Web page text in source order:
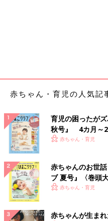
シックで素敵！コントラ
赤ちゃん・育児の人気記
育児の困ったが
秋号』 4カ月～2
いっぱい！
赤ちゃん・育児
赤ちゃんのお世
ブ 夏号』〈巻頭
く！ おっぱい・
赤ちゃん・育児
赤ちゃんが生ま